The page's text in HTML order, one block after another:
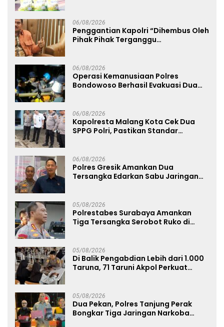
06/08/2026
Penggantian Kapolri “Dihembus Oleh
Pihak Pihak Terganggu
06/08/2026
Operasi Kemanusiaan Polres
Bondowoso Berhasil Evakuasi Dua
06/08/2026
Kapolresta Malang Kota Cek Dua
SPPG Polri, Pastikan Standar
06/08/2026
Polres Gresik Amankan Dua
Tersangka Edarkan Sabu Jaringan
05/08/2026
Polrestabes Surabaya Amankan
Tiga Tersangka Serobot Ruko di
05/08/2026
Di Balik Pengabdian Lebih dari 1.000
Taruna, 71 Taruni Akpol Perkuat
05/08/2026
Dua Pekan, Polres Tanjung Perak
Bongkar Tiga Jaringan Narkoba